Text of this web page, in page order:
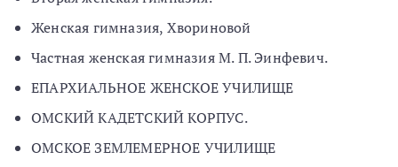
Женская гимназия, Хвориновой
Частная женская гимназия М. П. Эинфевич.
ЕПАРХИАЛЬНОЕ ЖЕНСКОЕ УЧИЛИЩЕ
ОМСКИЙ КАДЕТСКИЙ КОРПУС.
ОМСКОЕ ЗЕМЛЕМЕРНОЕ УЧИЛИЩЕ